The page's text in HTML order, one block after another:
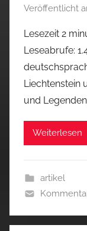
Veröffentlicht
Lesezeit 2
Leseabrufe:
Liechtenstein
und
Weiterlesen
artikel